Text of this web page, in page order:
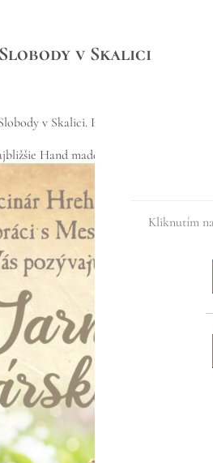
v Skalici
v Skalici. Pestovatelia a
Hand made trhy na radnici.
Kliknutím